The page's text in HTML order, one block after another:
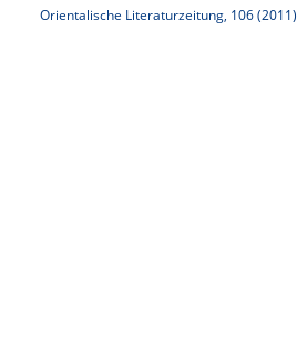
Orientalische Literaturzeitung, 106 (2011)